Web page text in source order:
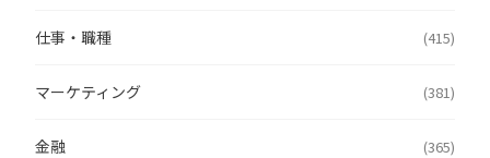
仕事・職種 (415)
マーケティング (381)
金融 (365)